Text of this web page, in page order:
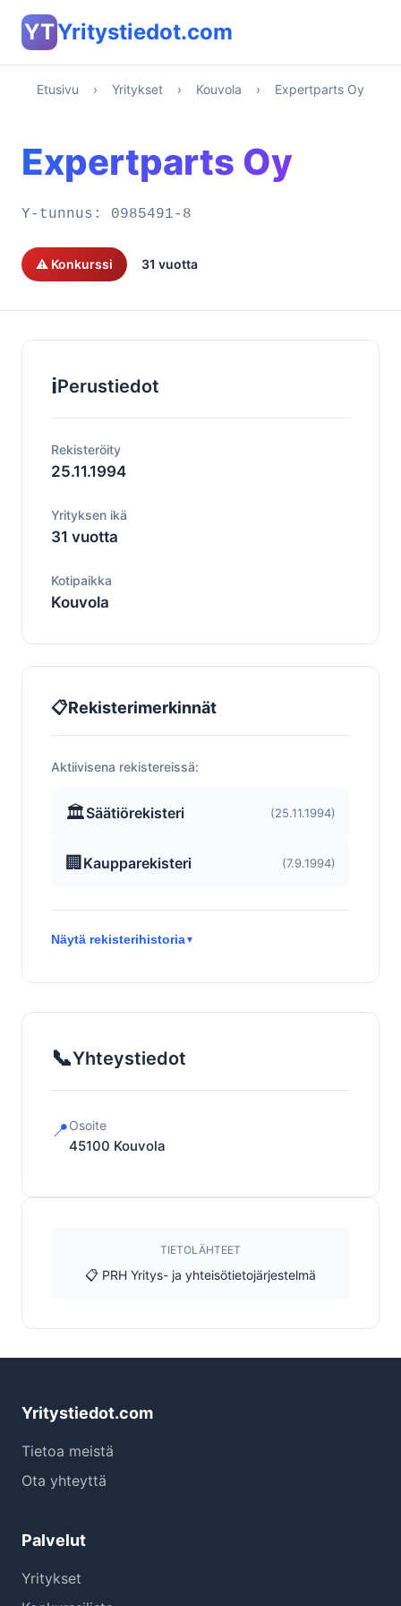
YTYritystiedot.com
Etusivu › Yritykset › Kouvola › Expertparts Oy
Expertparts Oy
Y-tunnus: 0985491-8
⚠️ Konkurssi 31 vuotta
ℹ️Perustiedot
Rekisteröity
25.11.1994
Yrityksen ikä
31 vuotta
Kotipaikka
Kouvola
📋Rekisterimerkinnät
Aktiivisena rekistereissä:
🏛️Säätiörekisteri (25.11.1994)
🏢 Kaupparekisteri (7.9.1994)
Näytä rekisterihistoria▼
📞Yhteystiedot
📍Osoite
45100 Kouvola
TIETOLÄHTEET
📋 PRH Yritys- ja yhteisötietojärjestelmä
Yritystiedot.com
Tietoa meistä
Ota yhteyttä
Palvelut
Yritykset